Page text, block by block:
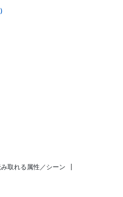
れる属性／シーン |